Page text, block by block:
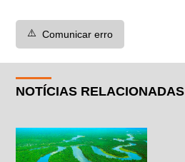
⚠️ Comunicar erro
NOTÍCIAS RELACIONADAS